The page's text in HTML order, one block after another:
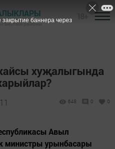
Бистәсе районы
хуҗалыгында
648 0 0
Авыл
министры урынбасары
закрытие баннера через